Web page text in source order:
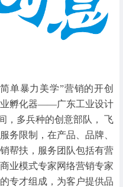
单暴力美学”营销的开创
业孵化器——广东工业设计
，多兵种的创意部队， 飞
务限制，在产品、品牌、
帮扶，服务团队包括有营
业模式专家网络营销专家
专才组成，为客户提供品